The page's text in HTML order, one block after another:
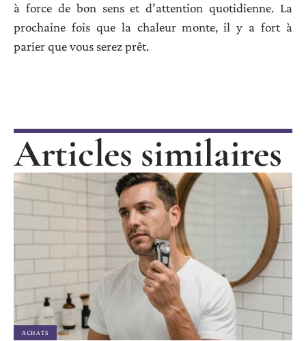
à force de bon sens et d’attention quotidienne. La
prochaine fois que la chaleur monte, il y a fort à
parier que vous serez prêt.
Articles similaires
ACHATS